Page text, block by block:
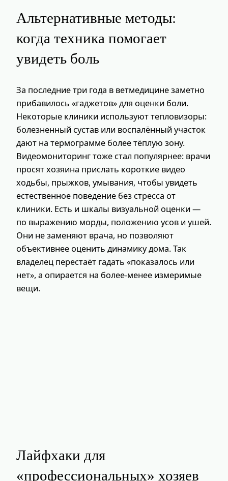
Альтернативные методы:
когда техника помогает
увидеть боль
За последние три года в ветмедицине заметно
прибавилось «гаджетов» для оценки боли.
Некоторые клиники используют тепловизоры:
болезненный сустав или воспалённый участок
дают на термограмме более тёплую зону.
Видеомониторинг тоже стал популярнее: врачи
просят хозяина прислать короткие видео
ходьбы, прыжков, умывания, чтобы увидеть
естественное поведение без стресса от
клиники. Есть и шкалы визуальной оценки —
по выражению морды, положению усов и ушей.
Они не заменяют врача, но позволяют
объективнее оценить динамику дома. Так
владелец перестаёт гадать «показалось или
нет», а опирается на более‑менее измеримые
вещи.
Лайфхаки для
«профессиональных» хозяев